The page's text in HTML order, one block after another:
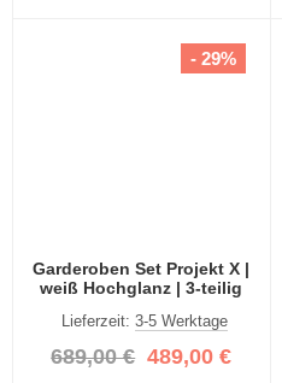
Garderoben Set Projekt X |
weiß Hochglanz | 3-teilig
Lieferzeit: 3-5 Werktage
689,00 € 489,00 €
- 29%